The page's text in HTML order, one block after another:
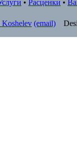
• Расценки •
(email)